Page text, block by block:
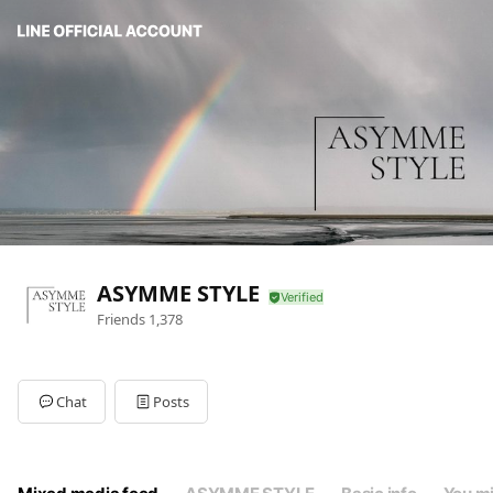
ASYMME STYLE
Friends 1,378
Chat Posts